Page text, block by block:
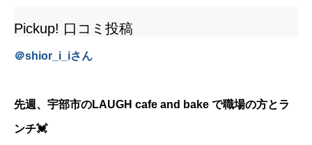
Pickup! 口コミ投稿
＠shior_i_iさん
先週、宇部市のLAUGH cafe and bake で職場の方とラ
ンチ💓